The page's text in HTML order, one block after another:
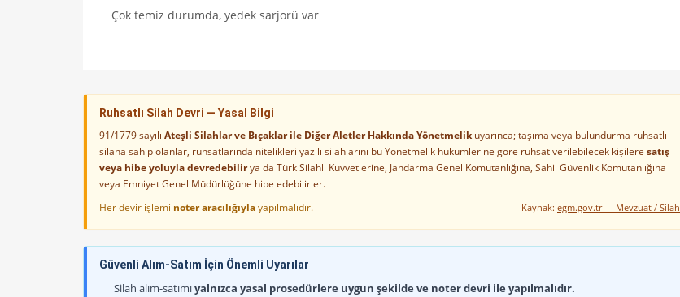
Çok temiz durumda, yedek sarjorü var
Ruhsatlı Silah Devri — Yasal Bilgi
91/1779 sayılı Ateşli Silahlar ve Bıçaklar ile Diğer Aletler Hakkında Yönetmelikuyarınca; taşıma veya bulundurma ruhsatlı
silaha sahip olanlar, ruhsatlarında nitelikleri yazılı silahlarını bu Yönetmelik hükümlerine göre ruhsat verilebilecek kişilere satış
veya hibe yoluyla devredebilirya da Türk Silahlı Kuvvetlerine, Jandarma Genel Komutanlığına, Sahil Güvenlik Komutanlığına
veya Emniyet Genel Müdürlüğüne hibe edebilirler.
Her devir işlemi noter aracılığıylayapılmalıdır. Kaynak: egm.gov.tr — Mevzuat / Silah
Güvenli Alım-Satım İçin Önemli Uyarılar
Silah alım-satımıyalnızca yasal prosedürlere uygun şekilde ve noter devri ile yapılmalıdır.